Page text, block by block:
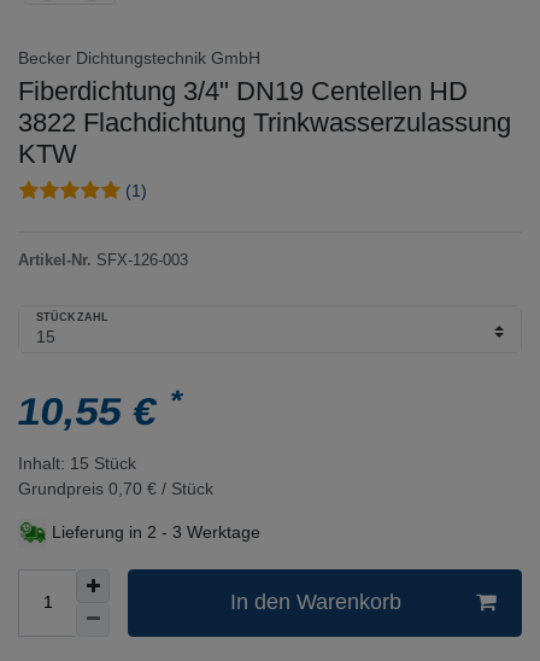
Becker Dichtungstechnik GmbH
Fiberdichtung 3/4" DN19 Centellen HD
3822 Flachdichtung Trinkwasserzulassung
KTW
(1)
Artikel-Nr. SFX-126-003
STÜCKZAHL
10,55 €*
Inhalt: 15 Stück
Grundpreis 0,70 € / Stück
Lieferung in 2 - 3 Werktage
In den Warenkorb